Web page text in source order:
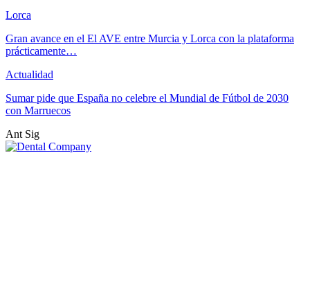
Lorca
Gran avance en el El AVE entre Murcia y Lorca con la plataforma
prácticamente…
Actualidad
Sumar pide que España no celebre el Mundial de Fútbol de 2030
con Marruecos
Ant Sig